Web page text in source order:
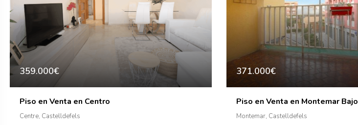
359.000€
Piso en Venta en Centro
Centre, Castelldefels
371.000€
Piso en Venta en Montemar Bajo
Montemar, Castelldefels